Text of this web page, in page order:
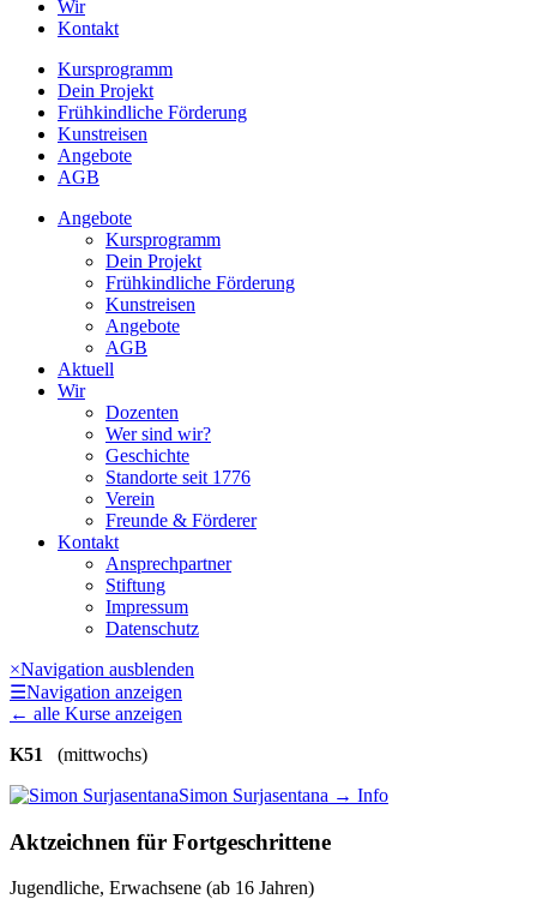
Wir
Kontakt
Kursprogramm
Dein Projekt
Frühkindliche Förderung
Kunstreisen
Angebote
AGB
Angebote
Kursprogramm
Dein Projekt
Frühkindliche Förderung
Kunstreisen
Angebote
AGB
Aktuell
Wir
Dozenten
Wer sind wir?
Geschichte
Standorte seit 1776
Verein
Freunde & Förderer
Kontakt
Ansprechpartner
Stiftung
Impressum
Datenschutz
×Navigation ausblenden
☰Navigation anzeigen
← alle Kurse anzeigen
K51
(mittwochs)
Simon Surjasentana → Info
Aktzeichnen für Fortgeschrittene
Jugendliche, Erwachsene (ab 16 Jahren)